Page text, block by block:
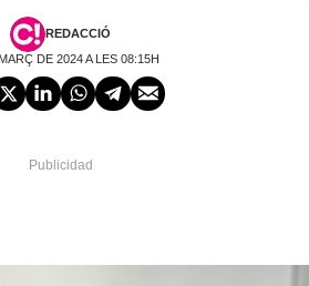
REDACCIÓ
DE 2024 A LES 08:15H